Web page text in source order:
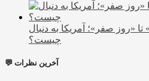
تا «روز صفر»؛ آمریکا به دنبال
چیست؟
💬 آخرین نظرات